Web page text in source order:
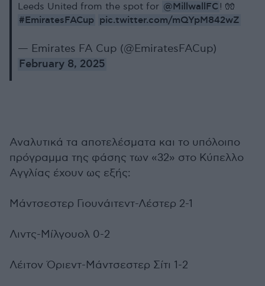
Leeds United from the spot for @MillwallFC ! 🧤
#EmiratesFACup pic.twitter.com/mQYpM842wZ
— Emirates FA Cup (@EmiratesFACup)
February 8, 2025
Αναλυτικά τα αποτελέσματα και το υπόλοιπο
πρόγραμμα της φάσης των «32» στο Κύπελλο
Αγγλίας έχουν ως εξής:
Μάντσεστερ Γιουνάιτεντ-Λέστερ 2-1
Λιντς-Μίλγουολ 0-2
Λέιτον Όριεντ-Μάντσεστερ Σίτι 1-2